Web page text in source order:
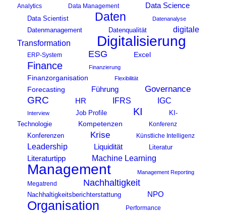
Analytics
Data Management Data Science
Data Scientist Daten Datenanalyse
Datenmanagement Datenqualität
digitale
Transformation
Digitalisierung
ERP-System ESG Excel
Finance Finanzierung
Finanzorganisation Flexibilität
Forecasting Führung Governance
GRC HR IFRS IGC
Interview Job Profile KI
KI-
Technologie
Kompetenzen
Konferenz
Konferenzen
Krise Künstliche Intelligenz
Leadership Liquidität Literatur
Literaturtipp Machine Learning
Management Management Reporting
Megatrend Nachhaltigkeit
Nachhaltigkeitsberichterstattung NPO
Organisation Performance